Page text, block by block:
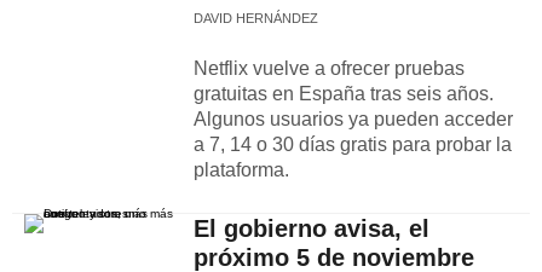
DAVID HERNÁNDEZ
Netflix vuelve a ofrecer pruebas
gratuitas en España tras seis años.
Algunos usuarios ya pueden acceder
a 7, 14 o 30 días gratis para probar la
plataforma.
El gobierno avisa, el
próximo 5 de noviembre